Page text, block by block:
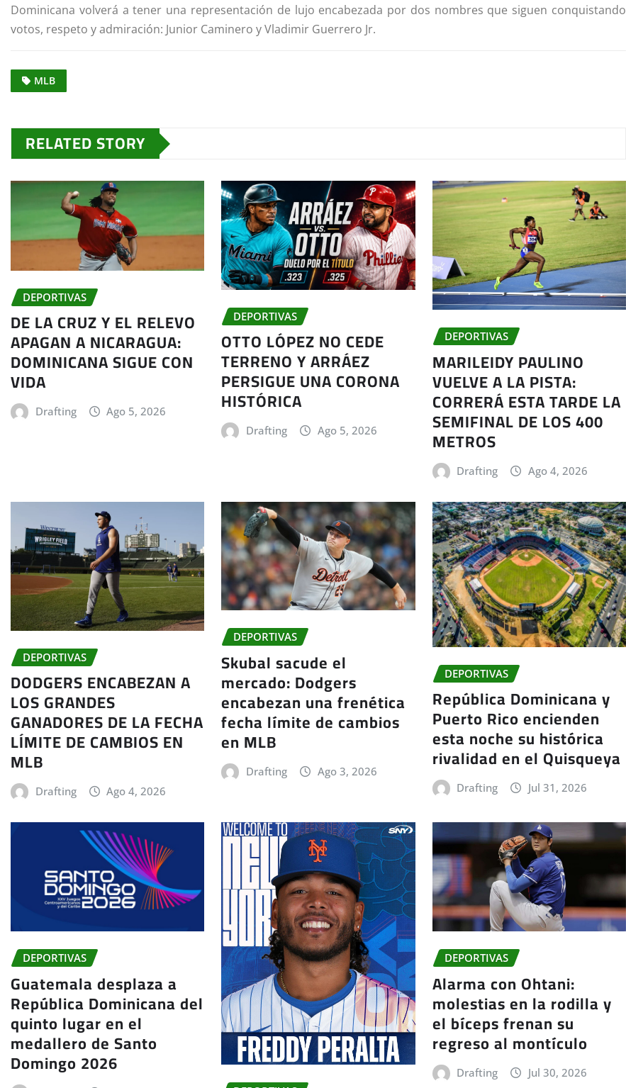
Dominicana volverá a tener una representación de lujo encabezada por dos nombres que siguen conquistando
votos, respeto y admiración: Junior Caminero y Vladimir Guerrero Jr.
MLB
RELATED STORY
DEPORTIVAS
DE LA CRUZ Y EL RELEVO
APAGAN A NICARAGUA:
DOMINICANA SIGUE CON
VIDA
Drafting Ago 5, 2026
DEPORTIVAS
OTTO LÓPEZ NO CEDE
TERRENO Y ARRÁEZ
PERSIGUE UNA CORONA
HISTÓRICA
Drafting Ago 5, 2026
DEPORTIVAS
MARILEIDY PAULINO
VUELVE A LA PISTA:
CORRERÁ ESTA TARDE LA
SEMIFINAL DE LOS 400
METROS
Drafting Ago 4, 2026
DEPORTIVAS
DODGERS ENCABEZAN A
LOS GRANDES
GANADORES DE LA FECHA
LÍMITE DE CAMBIOS EN
MLB
Drafting Ago 4, 2026
DEPORTIVAS
Skubal sacude el
mercado: Dodgers
encabezan una frenética
fecha límite de cambios
en MLB
Drafting Ago 3, 2026
DEPORTIVAS
República Dominicana y
Puerto Rico encienden
esta noche su histórica
rivalidad en el Quisqueya
Drafting Jul 31, 2026
DEPORTIVAS
Guatemala desplaza a
República Dominicana del
quinto lugar en el
medallero de Santo
Domingo 2026
DEPORTIVAS
Alarma con Ohtani:
molestias en la rodilla y
el bíceps frenan su
regreso al montículo
Drafting Jul 30, 2026